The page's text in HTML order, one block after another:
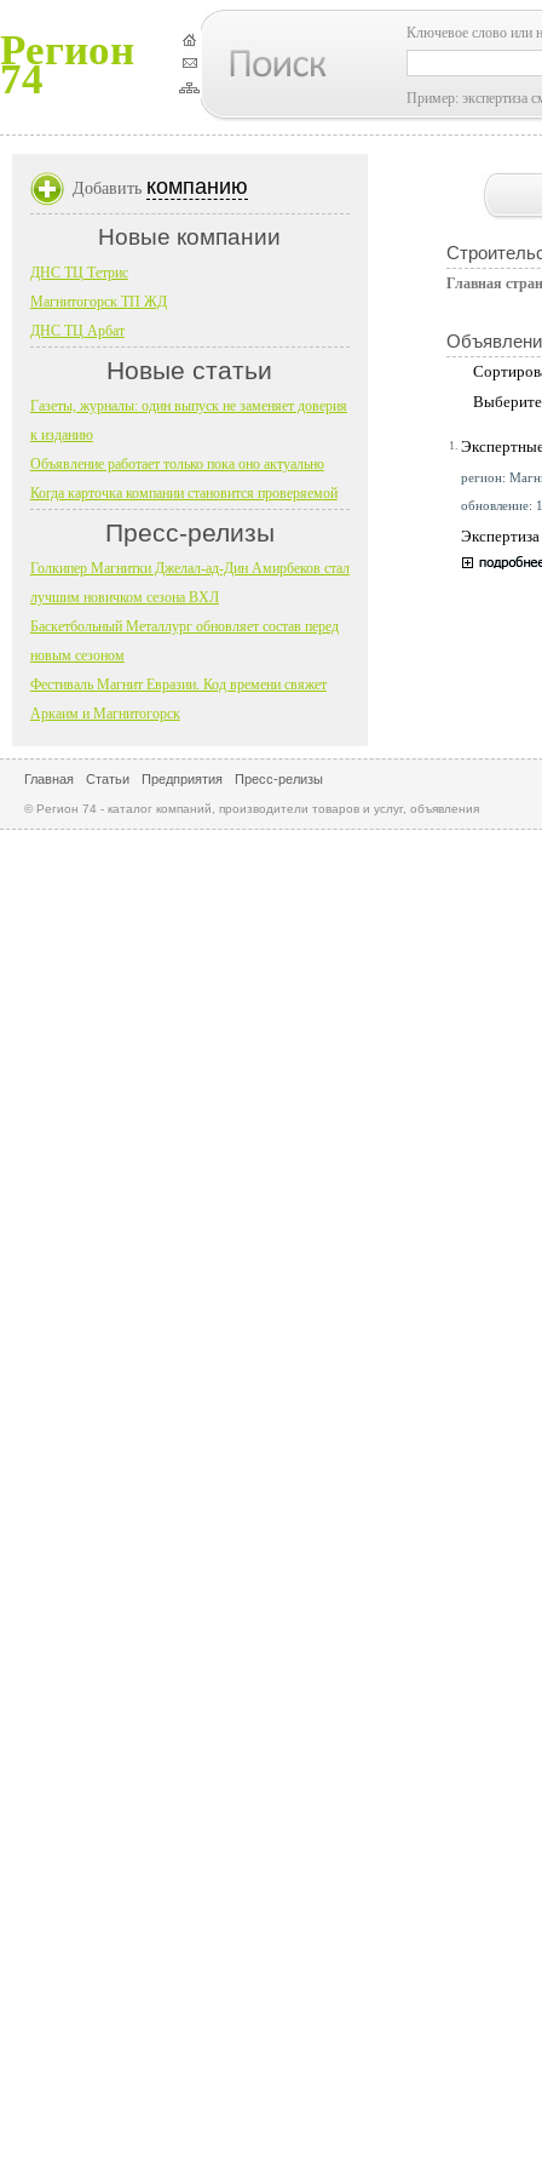
Регион
74
Ключевое слово или
Пример: экспертиза
Главная
1.
регион:
обновление:
Добавить компанию
Новые компании
ДНС ТЦ Тетрис
Магнитогорск ТП ЖД
ДНС ТЦ Арбат
Новые статьи
Газеты, журналы: один выпуск не заменяет доверия
к изданию
Объявление работает только пока оно актуально
Когда карточка компании становится проверяемой
Пресс-релизы
Голкипер Магнитки Джелал-ад-Дин Амирбеков стал
лучшим новичком сезона ВХЛ
Баскетбольный Металлург обновляет состав перед
новым сезоном
Фестиваль Магнит Евразии. Код времени свяжет
Аркаим и Магнитогорск
Главная Статьи Предприятия Пресс-релизы
© Регион 74 - каталог компаний, производители товаров и услуг, объявления